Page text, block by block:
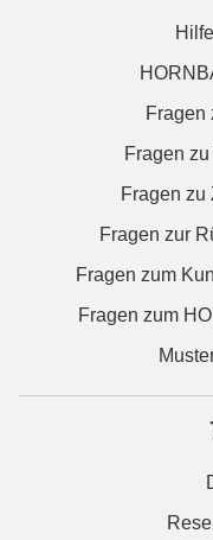
Fragen
Fragen
Fragen zu
Fragen zur
Fragen zum
Fragen zum